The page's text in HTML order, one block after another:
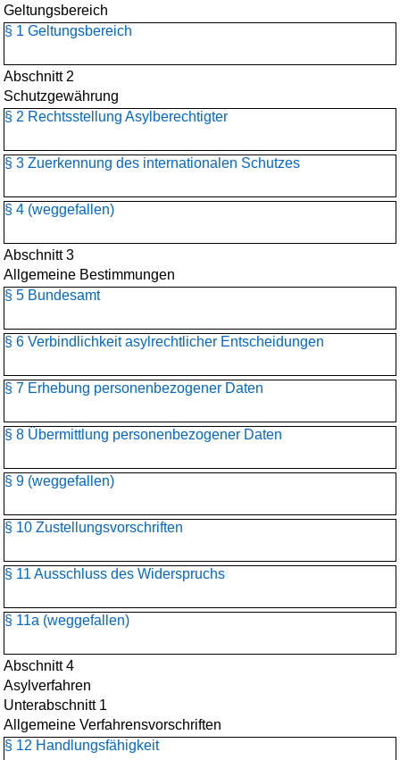
Geltungsbereich
§ 1 Geltungsbereich
Abschnitt 2
Schutzgewährung
§ 2 Rechtsstellung Asylberechtigter
§ 3 Zuerkennung des internationalen Schutzes
§ 4 (weggefallen)
Abschnitt 3
Allgemeine Bestimmungen
§ 5 Bundesamt
§ 6 Verbindlichkeit asylrechtlicher Entscheidungen
§ 7 Erhebung personenbezogener Daten
§ 8 Übermittlung personenbezogener Daten
§ 9 (weggefallen)
§ 10 Zustellungsvorschriften
§ 11 Ausschluss des Widerspruchs
§ 11a (weggefallen)
Abschnitt 4
Asylverfahren
Unterabschnitt 1
Allgemeine Verfahrensvorschriften
§ 12 Handlungsfähigkeit